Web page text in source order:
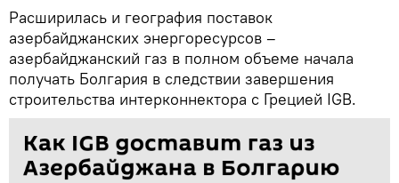
Расширилась и география поставок
азербайджанских энергоресурсов –
азербайджанский газ в полном объеме начала
получать Болгария в следствии завершения
строительства интерконнектора с Грецией IGB.